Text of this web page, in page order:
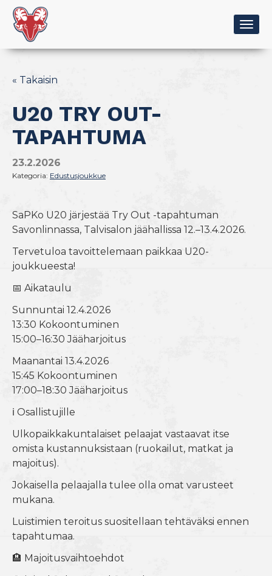
« Takaisin
U20 TRY OUT-
TAPAHTUMA
23.2.2026
Kategoria: Edustusjoukkue
SaPKo U20 järjestää Try Out -tapahtuman
Savonlinnassa, Talvisalon jäähallissa 12.–13.4.2026.
Tervetuloa tavoittelemaan paikkaa U20-
joukkueesta!
📅 Aikataulu
Sunnuntai 12.4.2026
13:30 Kokoontuminen
15:00–16:30 Jääharjoitus
Maanantai 13.4.2026
15:45 Kokoontuminen
17:00–18:30 Jääharjoitus
ℹ️ Osallistujille
Ulkopaikkakuntalaiset pelaajat vastaavat itse
omista kustannuksistaan (ruokailut, matkat ja
majoitus).
Jokaisella pelaajalla tulee olla omat varusteet
mukana.
Luistimien teroitus suositellaan tehtäväksi ennen
tapahtumaa.
🏨 Majoitusvaihtoehdot